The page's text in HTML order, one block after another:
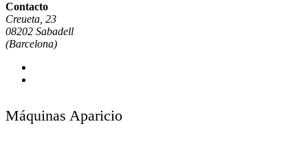
Contacto
Creueta, 23
08202 Sabadell
(Barcelona)
Máquinas Aparicio